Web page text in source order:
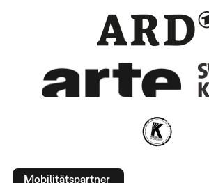
Mobilitätspartner